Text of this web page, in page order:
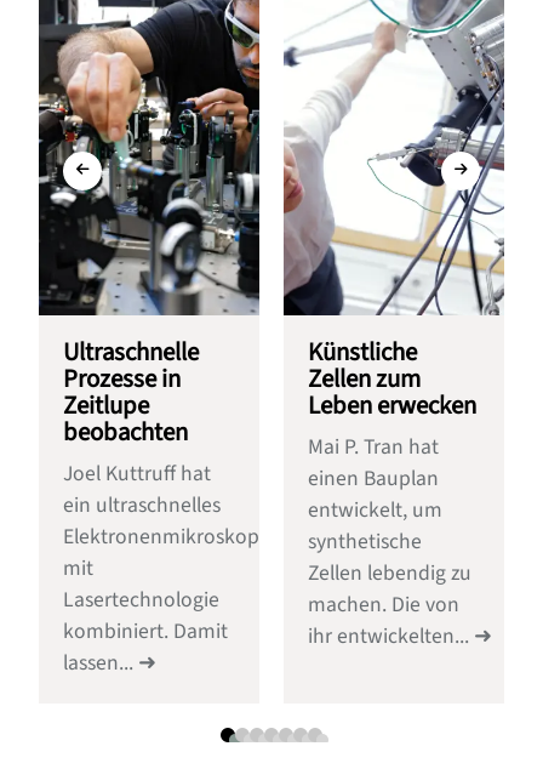
Ultraschnelle
Prozesse in
Zeitlupe
beobachten
Joel Kuttruff hat
ein ultraschnelles
Elektronenmikroskop
mit
Lasertechnologie
kombiniert. Damit
lassen...
Künstliche
Zellen zum
Leben erwecken
Mai P. Tran hat
einen Bauplan
entwickelt, um
synthetische
Zellen lebendig zu
machen. Die von
ihr entwickelten...